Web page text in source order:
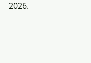
2026.